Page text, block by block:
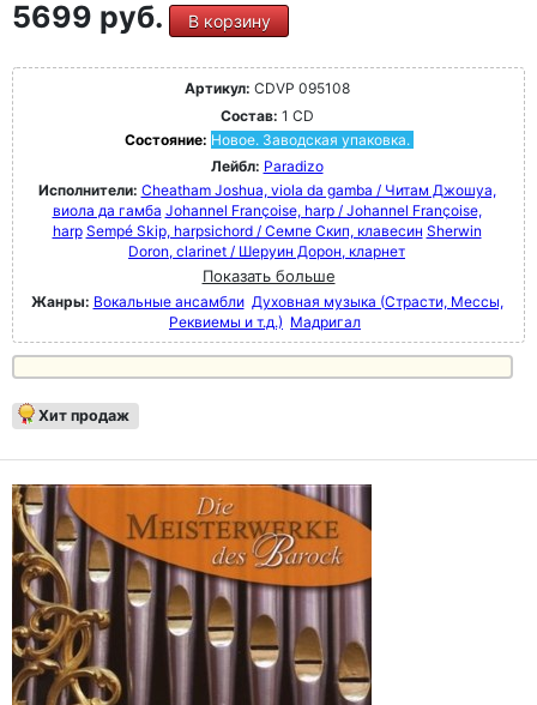
5699 руб. В корзину
Артикул: CDVP 095108
Состав: 1 CD
Состояние: Новое. Заводская упаковка.
Лейбл: Paradizo
Исполнители: Cheatham Joshua, viola da gamba / Читам Джошуа,
виола да гамба Johannel Françoise, harp / Johannel Françoise,
harp Sempé Skip, harpsichord / Семпе Скип, клавесин Sherwin
Doron, clarinet / Шеруин Дорон, кларнет
Показать больше
Жанры: Вокальные ансамбли Духовная музыка (Страсти, Мессы,
Реквиемы и т.д.) Мадригал
Хит продаж